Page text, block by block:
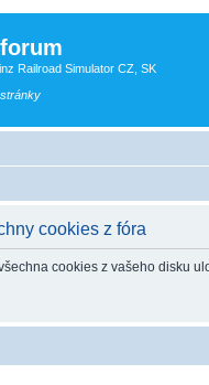
Railroad Simulator CZ, SK
cookies z fóra
cookies z vašeho disku